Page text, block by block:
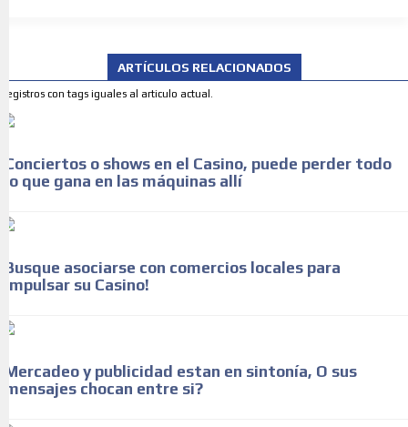
ARTÍCULOS RELACIONADOS
Registros con tags iguales al articulo actual.
Conciertos o shows en el Casino, puede perder todo
lo que gana en las máquinas allí
Busque asociarse con comercios locales para
impulsar su Casino!
Mercadeo y publicidad estan en sintonía, O sus
mensajes chocan entre si?